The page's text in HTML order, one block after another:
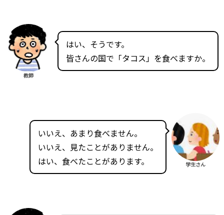
教師
はい、そうです。
皆さんの国で「タコス」を食べますか。
いいえ、あまり食べません。
いいえ、見たことがありません。
はい、食べたことがあります。
学生さん